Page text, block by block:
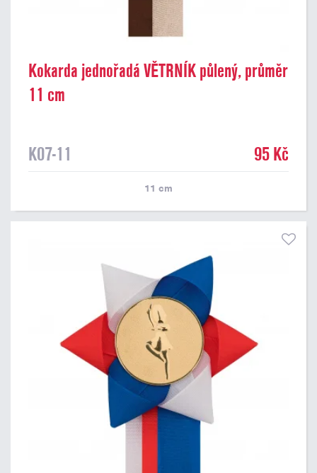
Kokarda jednořadá VĚTRNÍK půlený, průměr
11 cm
K07-11 95 Kč
11 cm